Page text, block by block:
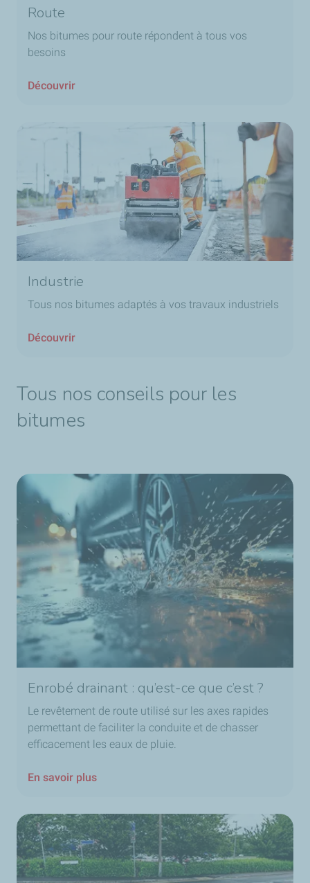
Route
Nos bitumes pour route répondent à tous vos
besoins
Découvrir
Industrie
Tous nos bitumes adaptés à vos travaux industriels
Découvrir
Tous nos conseils pour les
bitumes
Enrobé drainant : qu’est-ce que c’est ?
Le revêtement de route utilisé sur les axes rapides
permettant de faciliter la conduite et de chasser
efficacement les eaux de pluie.
En savoir plus